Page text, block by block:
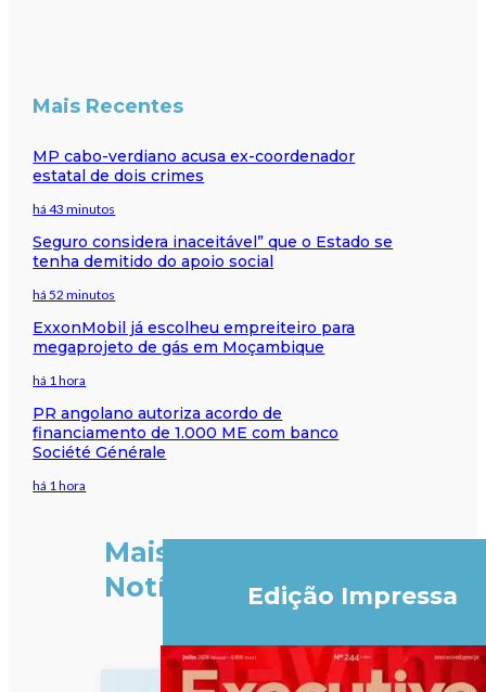
Mais Recentes
MP cabo-verdiano acusa ex-coordenador
estatal de dois crimes
há 43 minutos
Seguro considera inaceitável” que o Estado se
tenha demitido do apoio social
há 52 minutos
ExxonMobil já escolheu empreiteiro para
megaprojeto de gás em Moçambique
há 1 hora
PR angolano autoriza acordo de
financiamento de 1.000 ME com banco
Société Générale
há 1 hora
Mais
Notícias
Edição Impressa